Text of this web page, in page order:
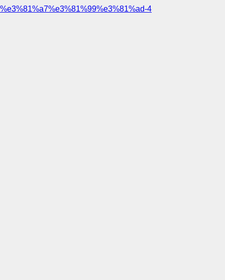
%e3%81%a7%e3%81%99%e3%81%ad-4